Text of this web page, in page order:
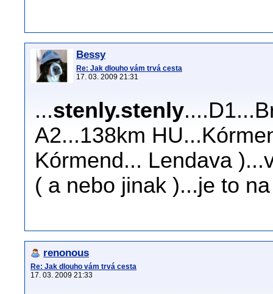
Bessy
Re: Jak dlouho vám trvá cesta
17. 03. 2009 21:31
...stenly.stenly
A2...138km
Kórmend... Lendava
( a nebo jinak )...je to
renonous
Re: Jak dlouho vám trvá cesta
17. 03. 2009 21:33